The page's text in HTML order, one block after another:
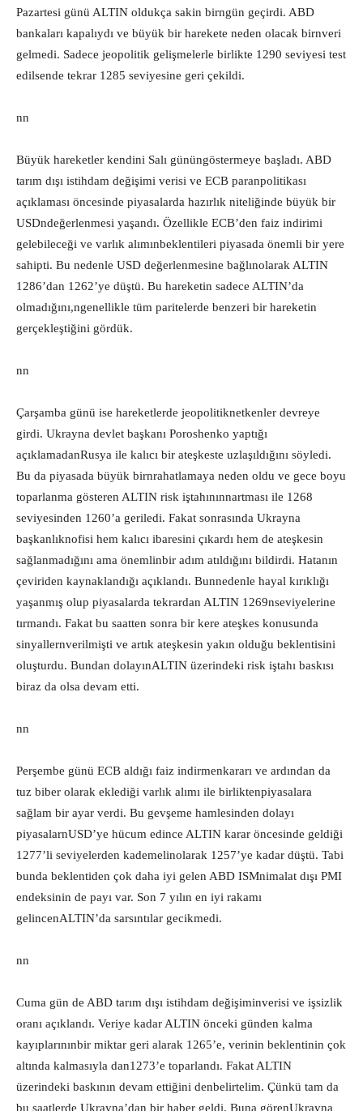
Pazartesi günü ALTIN oldukça sakin birngün geçirdi. ABD
bankaları kapalıydı ve büyük bir harekete neden olacak birnveri
gelmedi. Sadece jeopolitik gelişmelerle birlikte 1290 seviyesi test
edilsende tekrar 1285 seviyesine geri çekildi.
nn
Büyük hareketler kendini Salı gününgöstermeye başladı. ABD
tarım dışı istihdam değişimi verisi ve ECB paranpolitikası
açıklaması öncesinde piyasalarda hazırlık niteliğinde büyük bir
USDndeğerlenmesi yaşandı. Özellikle ECB’den faiz indirimi
gelebileceği ve varlık alımınbeklentileri piyasada önemli bir yere
sahipti. Bu nedenle USD değerlenmesine bağlınolarak ALTIN
1286’dan 1262’ye düştü. Bu hareketin sadece ALTIN’da
olmadığını,ngenellikle tüm paritelerde benzeri bir hareketin
gerçekleştiğini gördük.
nn
Çarşamba günü ise hareketlerde jeopolitiknetkenler devreye
girdi. Ukrayna devlet başkanı Poroshenko yaptığı
açıklamadanRusya ile kalıcı bir ateşkeste uzlaşıldığını söyledi.
Bu da piyasada büyük birnrahatlamaya neden oldu ve gece boyu
toparlanma gösteren ALTIN risk iştahınınnartması ile 1268
seviyesinden 1260’a geriledi. Fakat sonrasında Ukrayna
başkanlıknofisi hem kalıcı ibaresini çıkardı hem de ateşkesin
sağlanmadığını ama önemlinbir adım atıldığını bildirdi. Hatanın
çeviriden kaynaklandığı açıklandı. Bunnedenle hayal kırıklığı
yaşanmış olup piyasalarda tekrardan ALTIN 1269nseviyelerine
tırmandı. Fakat bu saatten sonra bir kere ateşkes konusunda
sinyallernverilmişti ve artık ateşkesin yakın olduğu beklentisini
oluşturdu. Bundan dolayınALTIN üzerindeki risk iştahı baskısı
biraz da olsa devam etti.
nn
Perşembe günü ECB aldığı faiz indirmenkararı ve ardından da
tuz biber olarak eklediği varlık alımı ile birliktenpiyasalara
sağlam bir ayar verdi. Bu gevşeme hamlesinden dolayı
piyasalarnUSD’ye hücum edince ALTIN karar öncesinde geldiği
1277’li seviyelerden kademelinolarak 1257’ye kadar düştü. Tabi
bunda beklentiden çok daha iyi gelen ABD ISMnimalat dışı PMI
endeksinin de payı var. Son 7 yılın en iyi rakamı
gelincenALTIN’da sarsıntılar gecikmedi.
nn
Cuma gün de ABD tarım dışı istihdam değişiminverisi ve işsizlik
oranı açıklandı. Veriye kadar ALTIN önceki günden kalma
kayıplarınınbir miktar geri alarak 1265’e, verinin beklentinin çok
altında kalmasıyla dan1273’e toparlandı. Fakat ALTIN
üzerindeki baskının devam ettiğini denbelirtelim. Çünkü tam da
bu saatlerde Ukrayna’dan bir haber geldi. Buna görenUkrayna